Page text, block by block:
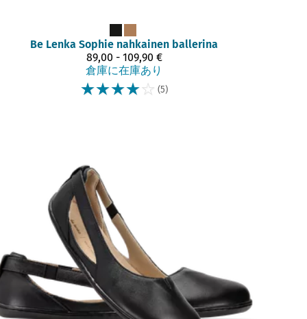
Be Lenka Sophie nahkainen ballerina
89,00 - 109,90 €
倉庫に在庫あり
☆☆☆☆☆ (5)